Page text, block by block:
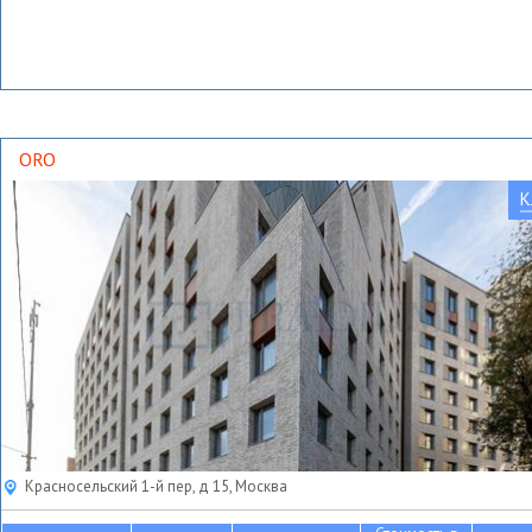
ORO
Красносельский 1-й пер, д 15, Москва